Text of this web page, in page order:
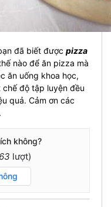
đã biết được pizza
nào để ăn pizza mà
ăn uống khoa học,
độ tập luyện đều
quả. Cảm ơn các
không?
lượt)